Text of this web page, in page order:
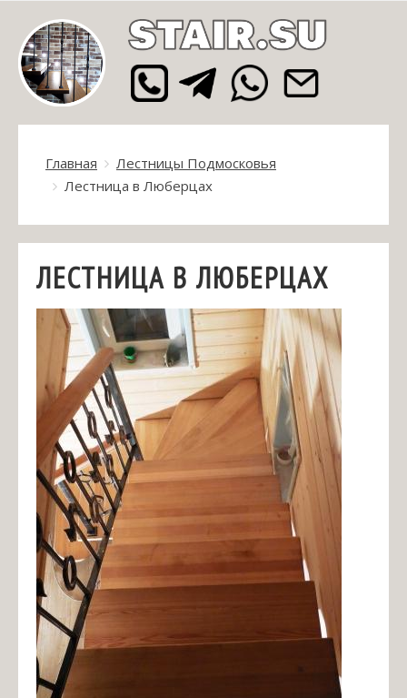
Главная
Лестницы Подмосковья
Лестница в Люберцах
ЛЕСТНИЦА В ЛЮБЕРЦАХ